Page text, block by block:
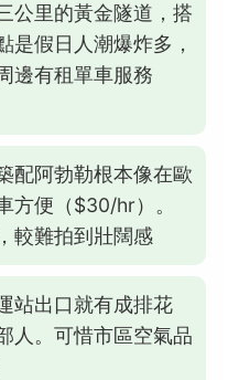
公里的黃金隧道，搭
是假日人潮爆炸多，
邊有租單車服務
配阿勃勒根本像在歐
方便（$30/hr）。
較難拍到壯闊感
站出口就有成排花
人。可惜市區空氣品